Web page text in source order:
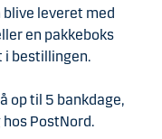
blive leveret med
en pakkeboks
i bestillingen.
op til 5 bankdage,
PostNord.